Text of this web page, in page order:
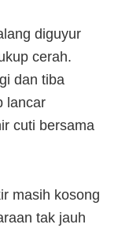
diguyur
cerah.
dan tiba
lancar
cuti bersama
masih kosong
tak jauh